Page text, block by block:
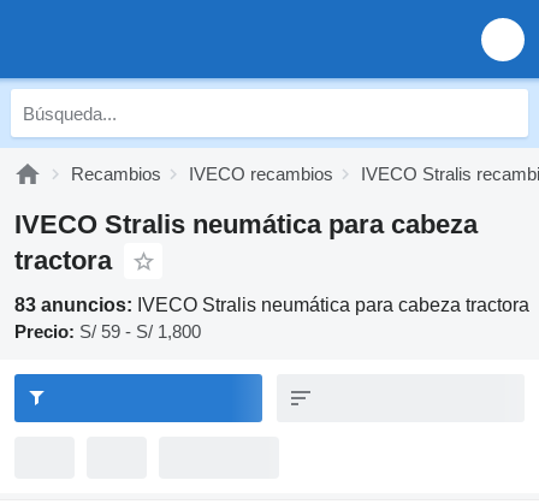
Recambios IVECO recambios IVECO Stralis
IVECO Stralis neumática para cabeza
tractora
83 anuncios: IVECO Stralis neumática para cabeza tractora
Precio: S/ 59 - S/ 1,800